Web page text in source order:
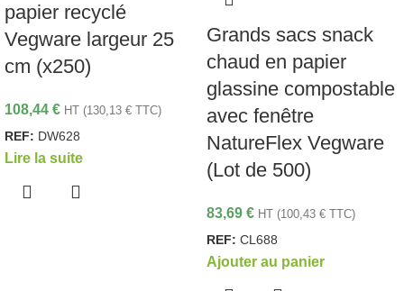
papier recyclé
Vegware largeur 25
cm (x250)
108,44 € HT (130,13 € TTC)
REF: DW628
Lire la suite
Grands sacs snack
chaud en papier
glassine compostable
avec fenêtre
NatureFlex Vegware
(Lot de 500)
83,69 € HT (100,43 € TTC)
REF: CL688
Ajouter au panier